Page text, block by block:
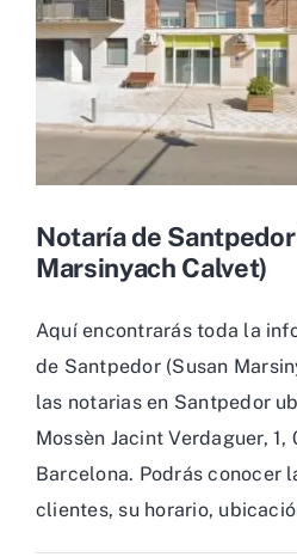
Notaría de
Marsinyach Calvet)
Aquí encontrarás toda la
de Santpedor (Susan
las notarias en Santpedor
Mossèn Jacint Verdaguer,
Barcelona. Podrás conocer
clientes, su horario,